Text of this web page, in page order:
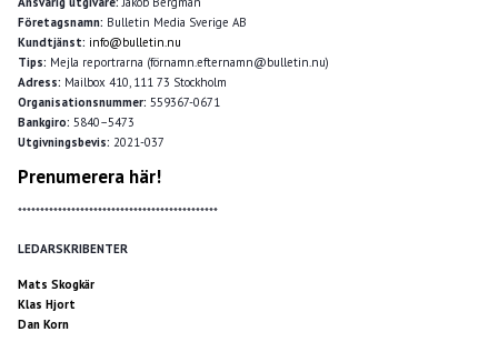
Företagsnamn: Bulletin Media Sverige AB
Kundtjänst: info@bulletin.nu
Tips: Mejla reportrarna (förnamn.efternamn@bulletin.nu)
Adress: Mailbox 410, 111 73 Stockholm
Organisationsnummer: 559367-0671
Bankgiro: 5840–5473
Utgivningsbevis: 2021-037
Prenumerera här!
*********************************************
LEDARSKRIBENTER
Mats Skogkär
Klas Hjort
Dan Korn